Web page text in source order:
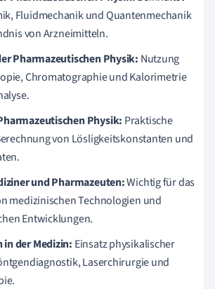
Fluidmechanik und Quantenmechanik
von Arzneimitteln.
Pharmazeutischen Physik: Nutzung
Chromatographie und Kalorimetrie
Physik: Praktische
von Lösligkeitskonstanten und
und Pharmazeuten:Wichtig für das
medizinischen Technologien und
Entwicklungen.
der Medizin: Einsatz physikalischer
Laserchirurgie und